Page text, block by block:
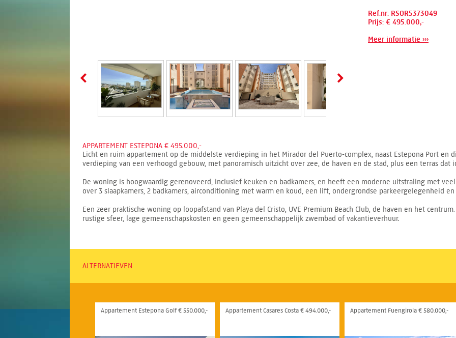
Ref.nr: RSOR5373049
Prijs: € 495.000,-
Meer informatie ›››
APPARTEMENT ESTEPONA € 495.000,-
Licht en ruim appartement op de middelste verdieping in het Mirador del Puerto-complex, naast Estepona Port en
verdieping van een verhoogd gebouw, met panoramisch uitzicht over zee, de haven en de stad, plus een terras dat
De woning is hoogwaardig gerenoveerd, inclusief keuken en badkamers, en heeft een moderne uitstraling met
over 3 slaapkamers, 2 badkamers, airconditioning met warm en koud, een lift, ondergrondse parkeergelegenheid
Een zeer praktische woning op loopafstand van Playa del Cristo, UVE Premium Beach Club, de haven en het
rustige sfeer, lage gemeenschapskosten en geen gemeenschappelijk zwembad of vakantieverhuur.
ALTERNATIEVEN
Appartement Estepona Golf € 550.000,- Appartement Casares Costa € 494.000,- Appartement Fuengirola € 580.000,-